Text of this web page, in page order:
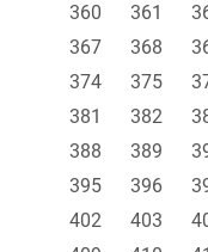
360
361
367
368
374
375
381
382
388
389
395
396
402
403